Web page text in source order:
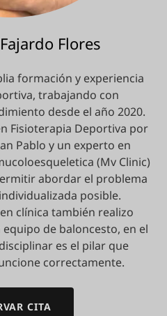
Flores
formación y experiencia
trabajando con
desde el año 2020.
Fisioterapia Deportiva por
Pablo y un experto en
(Mv Clinic)
abordar el problema
posible.
clínica también realizo
de baloncesto, en el
es el pilar que
correctamente.
CITA